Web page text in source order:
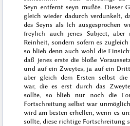
Seyn entfernt seyn mußte. Dieser
gleich wieder dadurch verdunkelt,
des Seyns als Ich ausgesprochen
freylich auch jenes Subject,
Reinheit, sondern sofern es
so blieb denn auch wohl die
daß jenes erste die bloße
und auf ein Zweytes, ja auf ein
aber gleich dem Ersten selbst die
war, die es erst durch das
sollte, so blieb nur noch die
Fortschreitung selbst war
wird am besten erhellen, wenn es
sollte, diese richtige Fortschreitung